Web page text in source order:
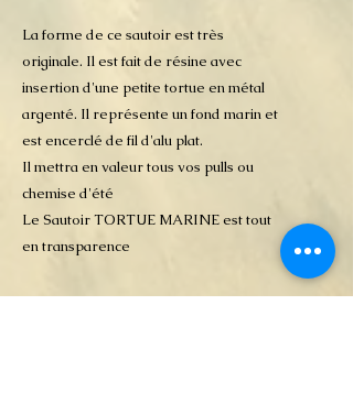
La forme de ce sautoir est très
originale. Il est fait de résine avec
insertion d'une petite tortue en métal
argenté. Il représente un fond marin et
est encerclé de fil d'alu plat.
Il mettra en valeur tous vos pulls ou
chemise d'été
Le Sautoir TORTUE MARINE est tout
en transparence